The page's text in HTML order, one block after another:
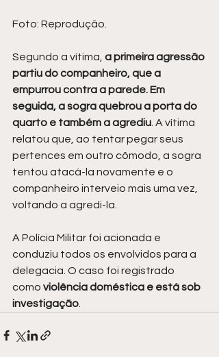
Foto: Reprodução.
Segundo a vítima, a primeira agressão
partiu do companheiro, que a
empurrou contra a parede. Em
seguida, a sogra quebrou a porta do
quarto e também a agrediu. A vítima
relatou que, ao tentar pegar seus
pertences em outro cômodo, a sogra
tentou atacá-la novamente e o
companheiro interveio mais uma vez,
voltando a agredi-la.
A Polícia Militar foi acionada e
conduziu todos os envolvidos para a
delegacia. O caso foi registrado
como violência doméstica e está sob
investigação.